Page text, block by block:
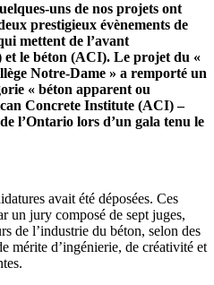
uns de nos projets ont
prestigieux évènements de
mettent de l’avant
et le béton (ACI). Le projet du «
Notre-Dame » a remporté un
« béton apparent ou
Concrete Institute (ACI) –
l’Ontario lors d’un gala tenu le
avait été déposées. Ces
un jury composé de sept juges,
de l’industrie du béton, selon des
mérite d’ingénierie, de créativité et